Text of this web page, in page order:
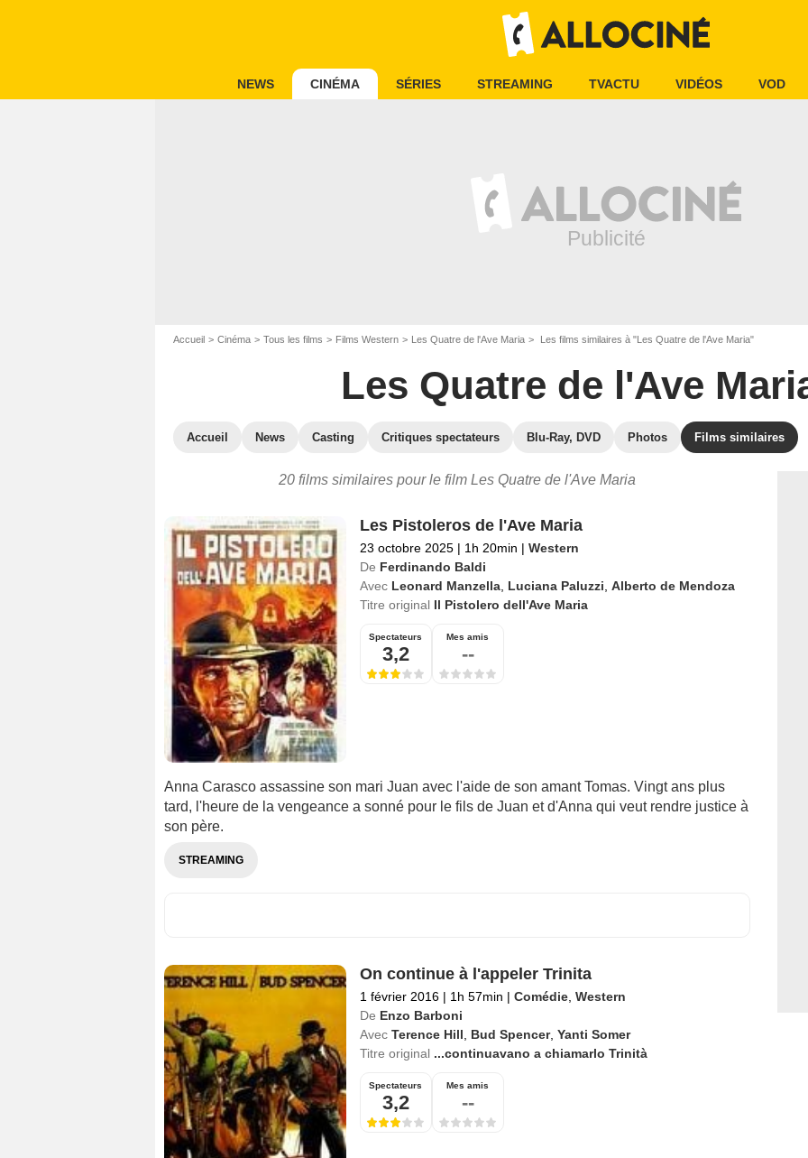
NEWS CINÉMA SÉRIES STREAMING TVACTU VIDÉOS VOD
Accueil Cinéma Tous les films Films Western Les Quatre de l'Ave Maria Les films similaires à "Les Quatre de l'Ave Maria"
Les Quatre de l'Ave
Accueil News Casting Critiques spectateurs Blu-Ray, DVD Photos Films similaires
20 films similaires pour le film Les Quatre de l'Ave Maria
Les Pistoleros de l'Ave Maria
23 octobre 2025 | 1h 20min | Western
De Ferdinando Baldi
Avec Leonard Manzella, Luciana Paluzzi Alberto de Mendoza
Titre original Il Pistolero dell'Ave Maria
Spectateurs
3,2
Mes amis
--
Anna Carasco assassine son mari Juan avec l'aide de son amant Tomas. Vingt ans plus
tard, l'heure de la vengeance a sonné pour le fils de Juan et d'Anna qui veut rendre justice à
son père.
STREAMING
On continue à l'appeler Trinita
1 février 2016 | 1h 57min | Comédie, Western
De Enzo Barboni
Avec Terence Hill, Bud Spencer, Yanti Somer
Titre original ...continuavano a chiamarlo Trinità
Spectateurs
3,2
Mes amis
--